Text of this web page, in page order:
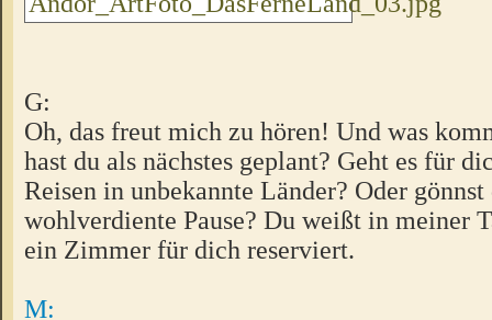
G:
Oh, das freut mich zu hören! Und was
hast du als nächstes geplant? Geht es für
Reisen in unbekannte Länder? Oder
wohlverdiente Pause? Du weißt in meiner
ein Zimmer für dich reserviert.
M: